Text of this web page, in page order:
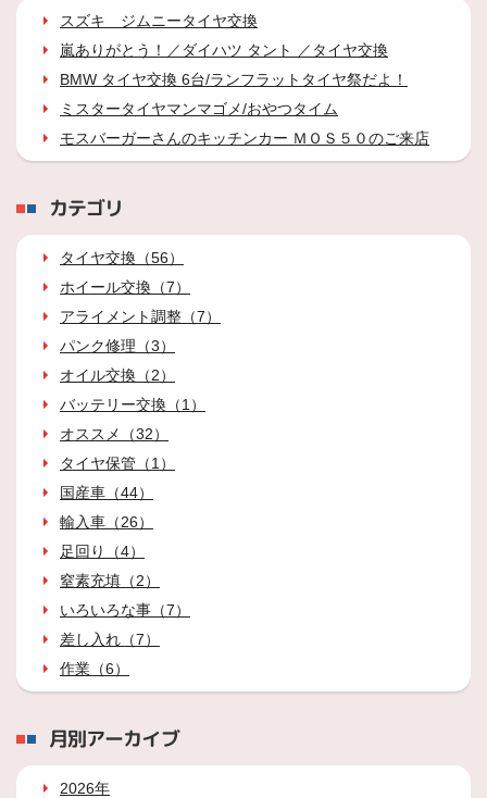
スズキ ジムニータイヤ交換
嵐ありがとう！／ダイハツ タント ／タイヤ交換
BMW タイヤ交換 6台/ランフラットタイヤ祭だよ！
ミスタータイヤマンマゴメ/おやつタイム
モスバーガーさんのキッチンカー ＭＯＳ５０のご来店
カテゴリ
タイヤ交換（56）
ホイール交換（7）
アライメント調整（7）
パンク修理（3）
オイル交換（2）
バッテリー交換（1）
オススメ（32）
タイヤ保管（1）
国産車（44）
輸入車（26）
足回り（4）
窒素充填（2）
いろいろな事（7）
差し入れ（7）
作業（6）
月別アーカイブ
2026年